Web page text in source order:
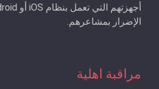
الإضرار بمشاعرهم.
مراقبة اهلية